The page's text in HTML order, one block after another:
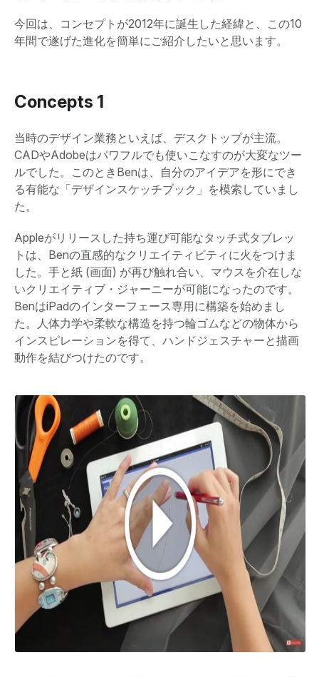
今回は、コンセプトが2012年に誕生した経緯と、この10
年間で遂げた進化を簡単にご紹介したいと思います。
Concepts 1
当時のデザイン業務といえば、デスクトップが主流。
CADやAdobeはパワフルでも使いこなすのが大変なツー
ルでした。このときBenは、自分のアイデアを形にでき
る有能な「デザインスケッチブック」を模索していまし
た。
Appleがリリースした持ち運び可能なタッチ式タブレッ
トは、Benの直感的なクリエイティビティに火をつけま
した。手と紙 (画面) が再び触れ合い、マウスを介在しな
いクリエイティブ・ジャーニーが可能になったのです。
BenはiPadのインターフェース専用に構築を始めまし
た。人体力学や柔軟な構造を持つ輪ゴムなどの物体から
インスピレーションを得て、ハンドジェスチャーと描画
動作を結びつけたのです。